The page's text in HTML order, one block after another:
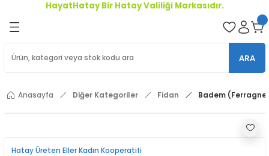
HayatHatay Bir Hatay Valiliği Markasıdır.
ARA
Anasayfa Diğer Kategoriler Fidan Badem
Hatay Üreten Eller Kadın Kooperatifi